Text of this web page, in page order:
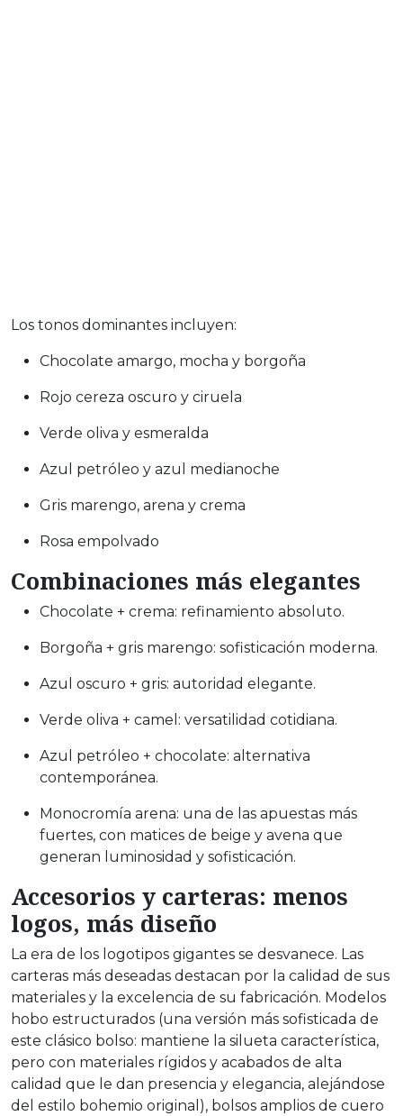
Los tonos dominantes incluyen:
Chocolate amargo, mocha y borgoña
Rojo cereza oscuro y ciruela
Verde oliva y esmeralda
Azul petróleo y azul medianoche
Gris marengo, arena y crema
Rosa empolvado
Combinaciones más elegantes
Chocolate + crema: refinamiento absoluto.
Borgoña + gris marengo: sofisticación moderna.
Azul oscuro + gris: autoridad elegante.
Verde oliva + camel: versatilidad cotidiana.
Azul petróleo + chocolate: alternativa
contemporánea.
Monocromía arena: una de las apuestas más
fuertes, con matices de beige y avena que
generan luminosidad y sofisticación.
Accesorios y carteras: menos
logos, más diseño
La era de los logotipos gigantes se desvanece. Las
carteras más deseadas destacan por la calidad de sus
materiales y la excelencia de su fabricación. Modelos
hobo estructurados (una versión más sofisticada de
este clásico bolso: mantiene la silueta característica,
pero con materiales rígidos y acabados de alta
calidad que le dan presencia y elegancia, alejándose
del estilo bohemio original), bolsos amplios de cuero